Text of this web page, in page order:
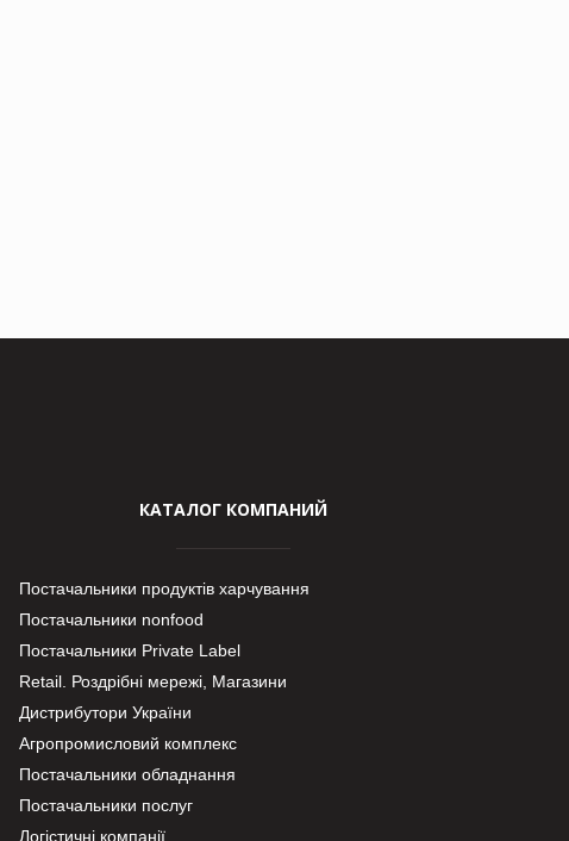
КАТАЛОГ КОМПАНИЙ
Постачальники продуктів харчування
Постачальники nonfood
Постачальники Private Label
Retail. Роздрібні мережі, Магазини
Дистрибутори України
Агропромисловий комплекс
Постачальники обладнання
Постачальники послуг
Логістичні компанії